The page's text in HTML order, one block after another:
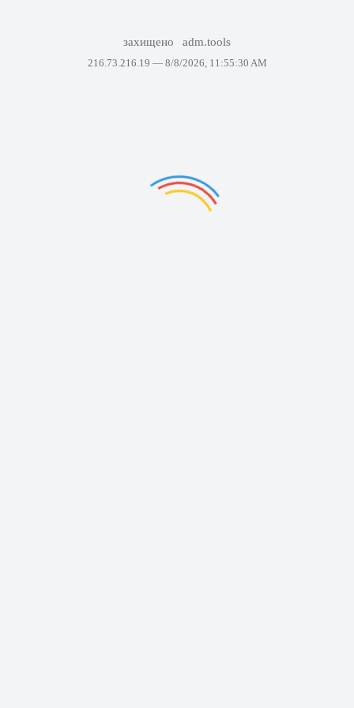
захищено adm.tools
216.73.216.19 — 8/8/2026, 11:55:30 AM